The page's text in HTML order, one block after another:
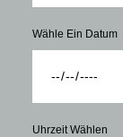
Wähle Ein Datum
Uhrzeit Wählen